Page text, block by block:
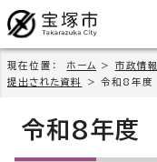
現在位置： ホーム > 市政情報
提出された資料
> 令和8年度
令和8年度